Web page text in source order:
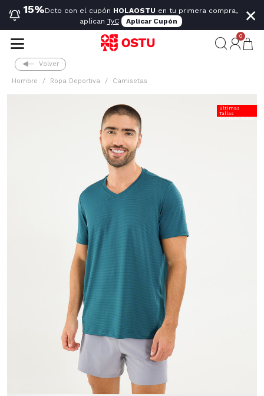
15%Dcto con el cupón HOLAOSTU en tu primera compra,
aplican TyC Aplicar Cupón ×
0
Volver
Hombre Ropa Deportiva Camisetas
Últimas
Tallas
20%Dcto Extra